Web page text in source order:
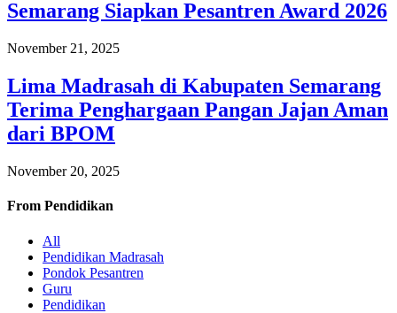
Semarang Siapkan Pesantren Award 2026
November 21, 2025
Lima Madrasah di Kabupaten Semarang
Terima Penghargaan Pangan Jajan Aman
dari BPOM
November 20, 2025
From Pendidikan
All
Pendidikan Madrasah
Pondok Pesantren
Guru
Pendidikan